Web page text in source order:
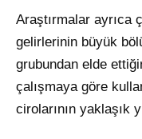
Araştırmalar ayrıca
gelirlerinin büyük
grubundan elde
çalışmaya göre
cirolarının yaklaşık